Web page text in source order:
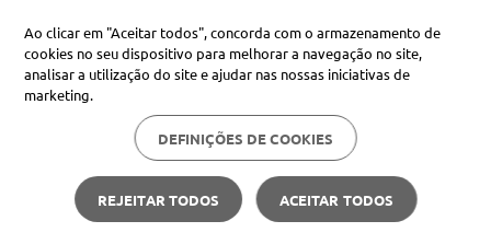
Procure no Marketplace Médis
Pesquisas mais comuns
xiaomi
Saúde
Monitorização e Tratamento
Bolsa Isotérmica para Diabéticos DIAs
Ao clicar em "Aceitar todos", concorda com o armazenamento de
cookies no seu dispositivo para melhorar a navegação no site,
analisar a utilização do site e ajudar nas nossas iniciativas de
marketing.
DEFINIÇÕES DE COOKIES
REJEITAR TODOS ACEITAR TODOS